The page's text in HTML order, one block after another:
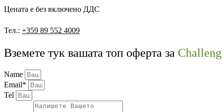
Цената е без включено ДДС
Тел.: +359 89 552 4009
Вземете тук вашата топ оферта за
Name
Email*
Tel